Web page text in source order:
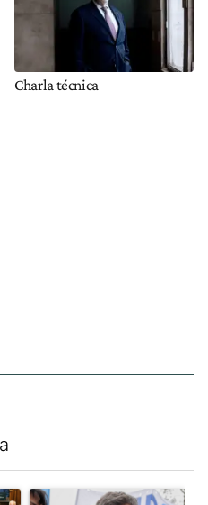
Charla técnica
título "La Rosada busca
Un artículo de tendencia con